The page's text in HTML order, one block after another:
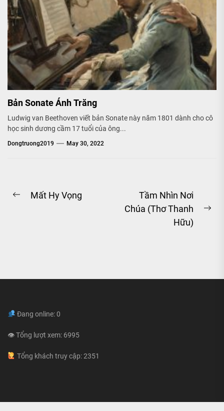
Bản Sonate Ánh Trăng
Ludwig van Beethoven viết bản Sonate này năm 1801 dành cho cô
học sinh dương cầm 17 tuổi của ông...
Dongtruong2019 May 30, 2022
Post
Previous
Mất Hy Vọng
Tầm Nhìn Nơi
Chúa (Thơ Thanh
Hữu)
Đang online: 0
👁 Tổng lượt xem: 6995
Tổng khách truy cập: 2351